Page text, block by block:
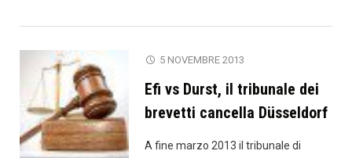
per
Durst
Rho
5 NOVEMBRE 2013
Efi vs Durst, il tribunale dei
brevetti cancella Düsseldorf
A fine marzo 2013 il tribunale di